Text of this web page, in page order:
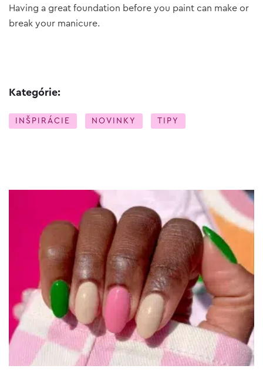
Having a great foundation before you paint can make or
break your manicure.
Kategórie:
INŠPIRÁCIE NOVINKY TIPY